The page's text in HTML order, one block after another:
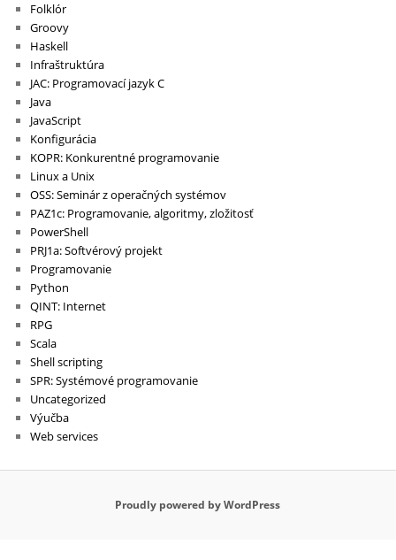
Folklór
Groovy
Haskell
Infraštruktúra
JAC: Programovací jazyk C
Java
JavaScript
Konfigurácia
KOPR: Konkurentné programovanie
Linux a Unix
OSS: Seminár z operačných systémov
PAZ1c: Programovanie, algoritmy, zložitosť
PowerShell
PRJ1a: Softvérový projekt
Programovanie
Python
QINT: Internet
RPG
Scala
Shell scripting
SPR: Systémové programovanie
Uncategorized
Výučba
Web services
Proudly powered by WordPress